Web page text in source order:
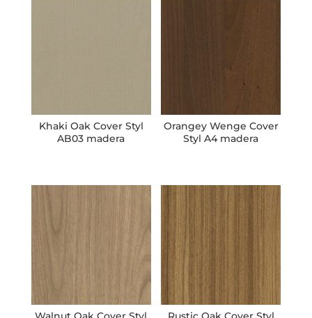
Khaki Oak Cover Styl
AB03 madera
Orangey Wenge Cover
Styl A4 madera